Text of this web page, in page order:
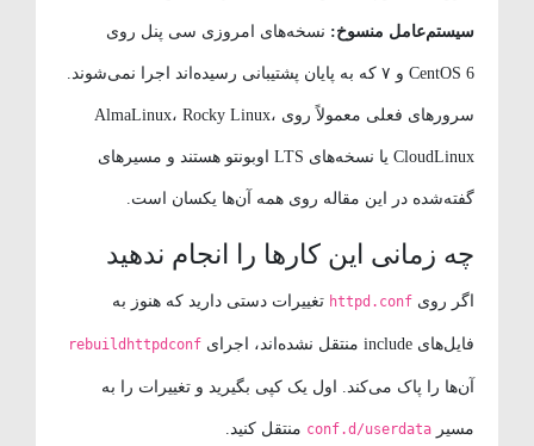
سیستم‌عامل منسوخ:نسخه‌های امروزی سی پنل روی
CentOS 6 و ۷ که به پایان پشتیبانی رسیده‌اند اجرا نمی‌شوند.
سرورهای فعلی معمولاً روی AlmaLinux، Rocky Linux،
CloudLinux یا نسخه‌های LTS اوبونتو هستند و مسیرهای
گفته‌شده در این مقاله روی همه آن‌ها یکسان است.
چه زمانی این کارها را انجام ندهید
اگر رویhttpd.confتغییرات دستی دارید که هنوز به
فایل‌های include منتقل نشده‌اند، اجرای rebuildhttpdconf
آن‌ها را پاک می‌کند. اول یک کپی بگیرید و تغییرات را به
مسیرconf.d/userdataمنتقل کنید.